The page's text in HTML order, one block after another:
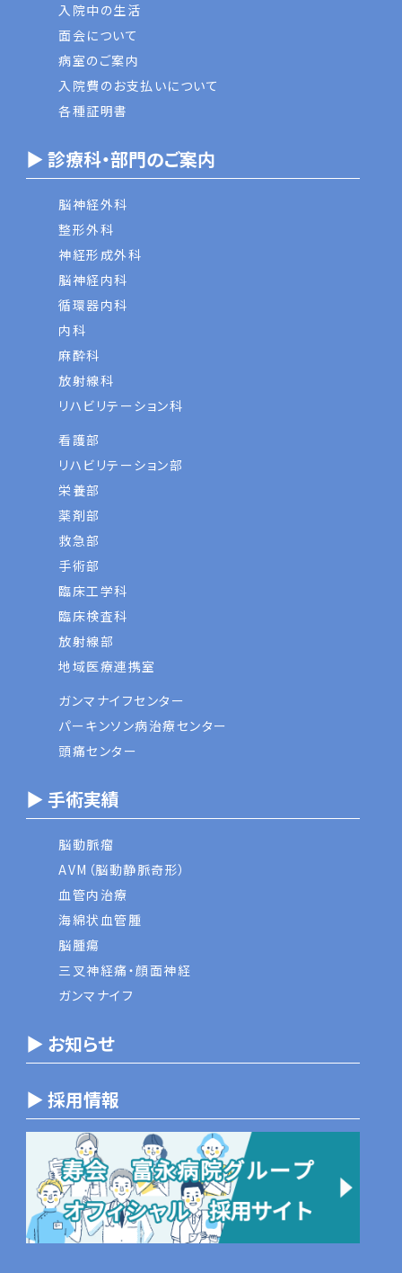
入院中の生活
面会について
病室のご案内
入院費のお支払いについて
各種証明書
▶ 診療科・部門のご案内
脳神経外科
整形外科
神経形成外科
脳神経内科
循環器内科
内科
麻酔科
放射線科
リハビリテーション科
看護部
リハビリテーション部
栄養部
薬剤部
救急部
手術部
臨床工学科
臨床検査科
放射線部
地域医療連携室
ガンマナイフセンター
パーキンソン病治療センター
頭痛センター
▶ 手術実績
脳動脈瘤
AVM（脳動静脈奇形）
血管内治療
海綿状血管腫
脳腫瘍
三叉神経痛・顔面神経
ガンマナイフ
▶ お知らせ
▶ 採用情報